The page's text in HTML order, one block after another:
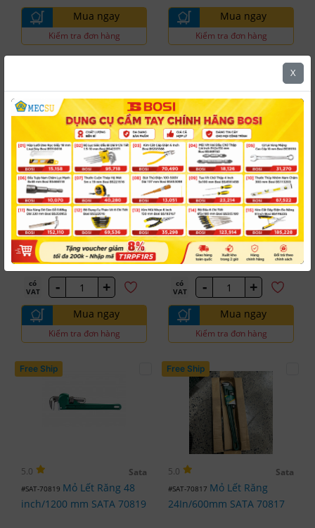
Mua ngay
Kiểm tra đơn hàng
Mua ngay
Kiểm tra đơn hàng
5.0 Sata
#SAT-70816Mỏ Lết Răng 18
inch/450 mm SATA 70816
6 có sẵn Dự kiến giao hàng
788,538 đ/ Cái
có
VAT
- +
Mua ngay
Kiểm tra đơn hàng
5.0 Sata
#SAT-70818Mỏ Lết Răng 36
inch/900 mm SATA 70818
Đặt mua giao từ 30 ngày
2,607,969 đ/ Cái
có
VAT
- +
Mua ngay
Kiểm tra đơn hàng
Free Ship
5.0 Sata
#SAT-70819 Mỏ Lết Răng 48
inch/1200 mm SATA 70819
Free Ship
5.0 Sata
#SAT-70817 Mỏ Lết Răng
24In/600mm SATA 70817
X